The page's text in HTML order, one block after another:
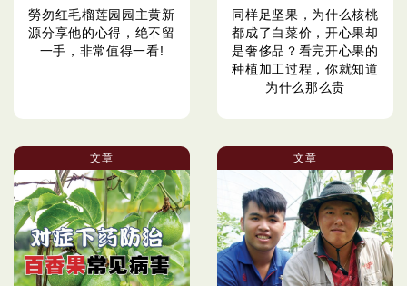
勞勿红毛榴莲园园主黄新
源分享他的心得，绝不留
一手，非常值得一看!
同样足坚果，为什么核桃
都成了白菜价，开心果却
是奢侈品？看完开心果的
种植加工过程，你就知道
为什么那么贵
文章 文章